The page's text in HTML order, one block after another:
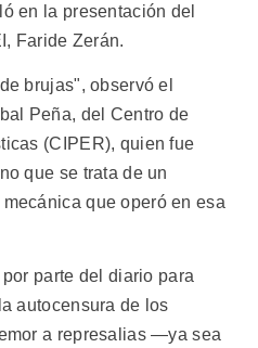
en la presentación del
Faride Zerán.
brujas", observó el
Peña, del Centro de
(CIPER), quien fue
que se trata de un
que operó en esa
parte del diario para
autocensura de los
a represalias —ya sea